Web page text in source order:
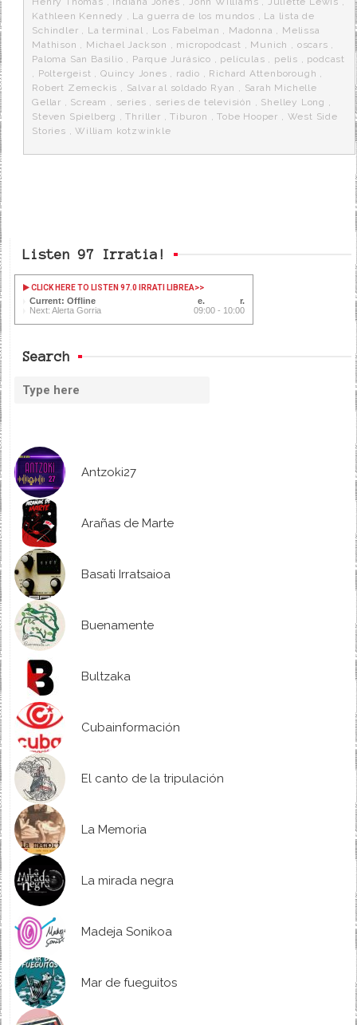
Kathleen Kennedy , La guerra de los mundos , La lista de
Schindler , La terminal , Los Fabelman , Madonna , Melissa
Mathison , Michael Jackson , micropodcast , Munich , oscars ,
Paloma San Basilio , Parque Jurásico , películas , pelis , podcast
, Poltergeist ,Quincy Jones , radio , Richard Attenborough ,
Robert Zemeckis , Salvar al soldado Ryan , Sarah Michelle
Gellar , Scream , series , series de televisión , Shelley Long ,
Steven Spielberg ,Thriller ,Tiburon ,Tobe Hooper , West Side
Stories ,William kotzwinkle
Listen 97 Irratia!
CLICK HERE TO LISTEN 97.0 IRRATI LIBREA>>
Current: Offline
Next: Alerta Gorria
09:00 - 10:00
Search
Antzoki27
Arañas de Marte
Basati Irratsaioa
Buenamente
Bultzaka
Cubainformación
El canto de la tripulación
La Memoria
La mirada negra
Madeja Sonikoa
Mar de fueguitos